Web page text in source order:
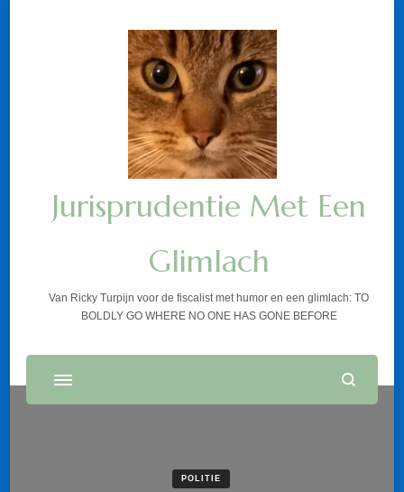
Jurisprudentie Met Een
Glimlach
Van Ricky Turpijn voor de fiscalist met humor en een glimlach: TO
BOLDLY GO WHERE NO ONE HAS GONE BEFORE
POLITIE